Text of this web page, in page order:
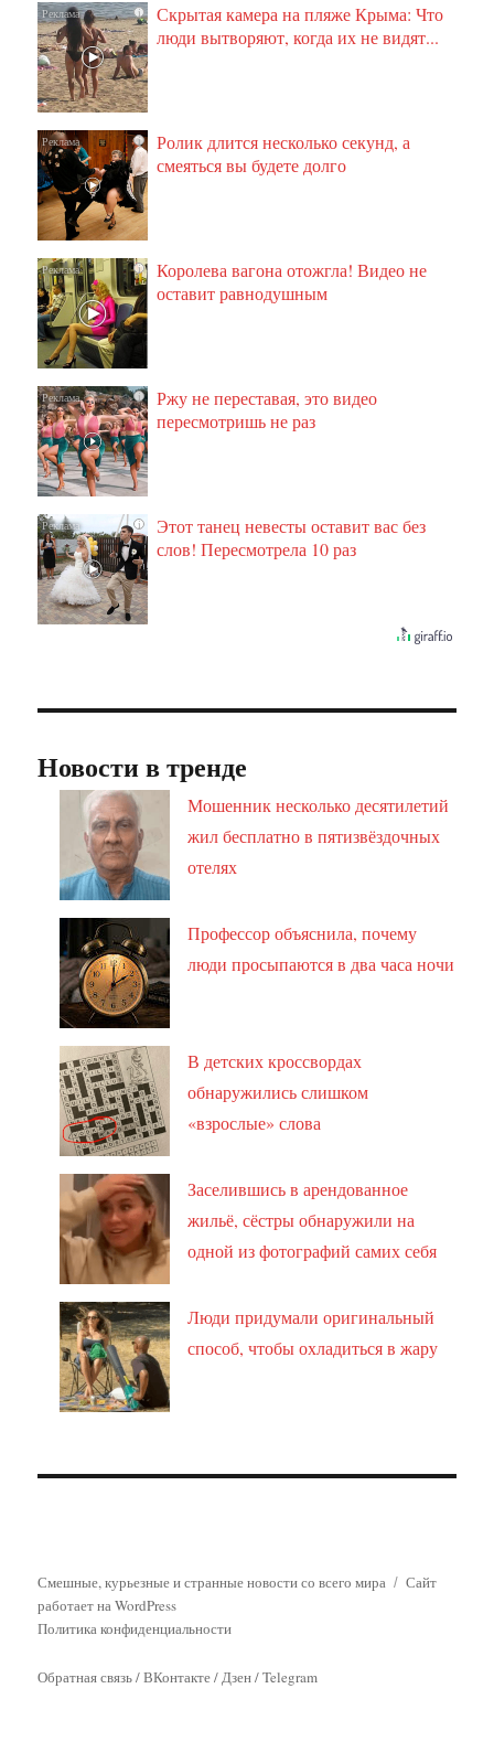
i
Скрытая камера на пляже Крыма: Что
люди вытворяют, когда их не видят...
i
Ролик длится несколько секунд, а
смеяться вы будете долго
i
Королева вагона отожгла! Видео не
оставит равнодушным
i
Ржу не переставая, это видео
пересмотришь не раз
i
Этот танец невесты оставит вас без
слов! Пересмотрела 10 раз
Новости в тренде
Мошенник несколько десятилетий
жил бесплатно в пятизвёздочных
отелях
Профессор объяснила, почему
люди просыпаются в два часа ночи
В детских кроссвордах
обнаружились слишком
«взрослые» слова
Заселившись в арендованное
жильё, сёстры обнаружили на
одной из фотографий самих себя
Люди придумали оригинальный
способ, чтобы охладиться в жару
Смешные, курьезные и странные новости со всего мира
Сайт
работает на WordPress
Политика конфиденциальности
Обратная связь/ВКонтакте/ Дзен/Telegram